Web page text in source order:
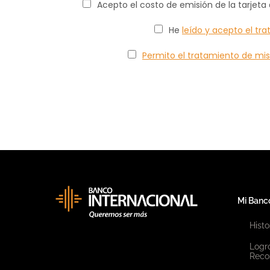
Acepto el costo de emisión de la tarjeta
He leído y acepto el
Permito el tratamiento de
Mi